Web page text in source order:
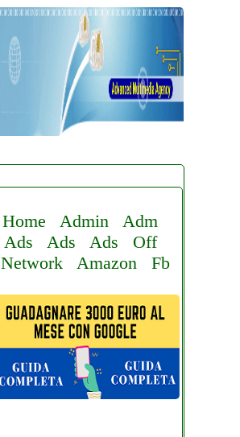
Home Admin
Adm
Ads
Ads Ads
Off
Network
Amazon Fb